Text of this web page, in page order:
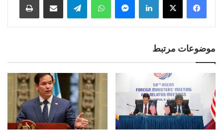
موضوعات مرتبط